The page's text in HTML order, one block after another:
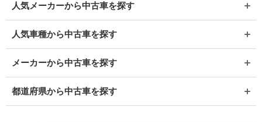
人気メーカーから中古車を探す
人気車種から中古車を探す
メーカーから中古車を探す
都道府県から中古車を探す